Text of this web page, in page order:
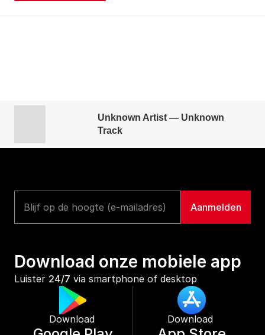
Unknown Artist — Unknown
Track
Download onze mobiele app
Luister 24/7 via smartphone of desktop
Download Download